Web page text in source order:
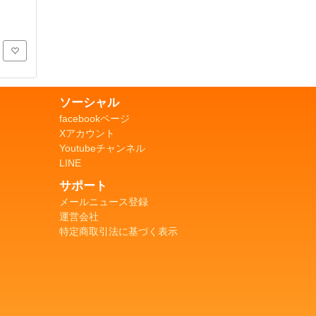
ソーシャル
facebookページ
Xアカウント
Youtubeチャンネル
LINE
サポート
メールニュース登録
運営会社
特定商取引法に基づく表示